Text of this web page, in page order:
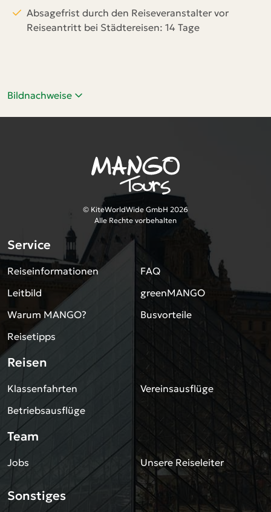
Absagefrist durch den Reiseveranstalter vor
Reiseantritt bei Städtereisen: 14 Tage
Bildnachweise
© KiteWorldWide GmbH 2026
Alle Rechte vorbehalten
Service
Reiseinformationen
Leitbild
Warum MANGO?
Reisetipps
FAQ
greenMANGO
Busvorteile
Reisen
Klassenfahrten
Betriebsausflüge
Vereinsausflüge
Team
Jobs Unsere Reiseleiter
Sonstiges